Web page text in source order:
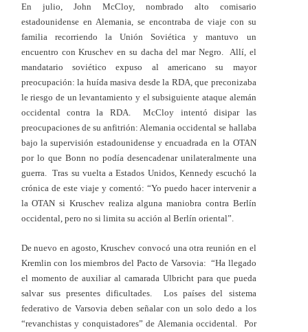
En julio, John McCloy, nombrado alto comisario
estadounidense en Alemania, se encontraba de viaje con su
familia recorriendo la Unión Soviética y mantuvo un
encuentro con Kruschev en su dacha del mar Negro. Allí, el
mandatario soviético expuso al americano su mayor
preocupación: la huída masiva desde la RDA, que preconizaba
le riesgo de un levantamiento y el subsiguiente ataque alemán
occidental contra la RDA. McCloy intentó disipar las
preocupaciones de su anfitrión: Alemania occidental se hallaba
bajo la supervisión estadounidense y encuadrada en la OTAN
por lo que Bonn no podía desencadenar unilateralmente una
guerra. Tras su vuelta a Estados Unidos, Kennedy escuchó la
crónica de este viaje y comentó: “Yo puedo hacer intervenir a
la OTAN si Kruschev realiza alguna maniobra contra Berlín
occidental, pero no si limita su acción al Berlín oriental”.
De nuevo en agosto, Kruschev convocó una otra reunión en el
Kremlin con los miembros del Pacto de Varsovia: “Ha llegado
el momento de auxiliar al camarada Ulbricht para que pueda
salvar sus presentes dificultades. Los países del sistema
federativo de Varsovia deben señalar con un solo dedo a los
“revanchistas y conquistadores” de Alemania occidental. Por